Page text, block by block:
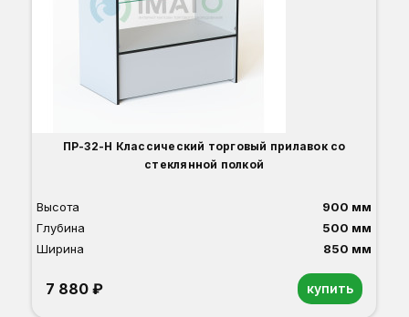
ПР-32-Н Классический торговый прилавок со
стеклянной полкой
Высота
900 мм
Глубина
500 мм
Ширина
850 мм
7 880 ₽ купить